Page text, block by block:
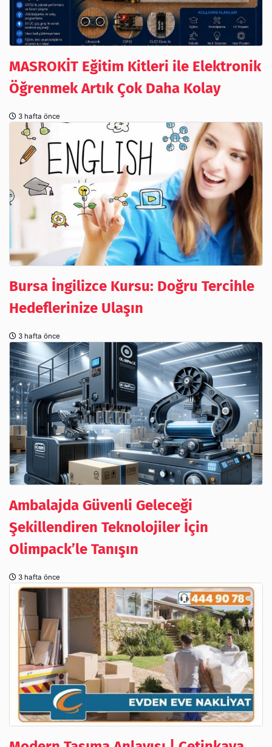
MASROKİT Eğitim Kitleri ile Elektronik
Öğrenmek Artık Çok Daha Kolay
3 hafta önce
Bursa İngilizce Kursu: Doğru Tercihle
Hedeflerinize Ulaşın
3 hafta önce
Ambalajda Güvenli Geleceği
Şekillendiren Teknolojiler İçin
Olimpack’le Tanışın
3 hafta önce